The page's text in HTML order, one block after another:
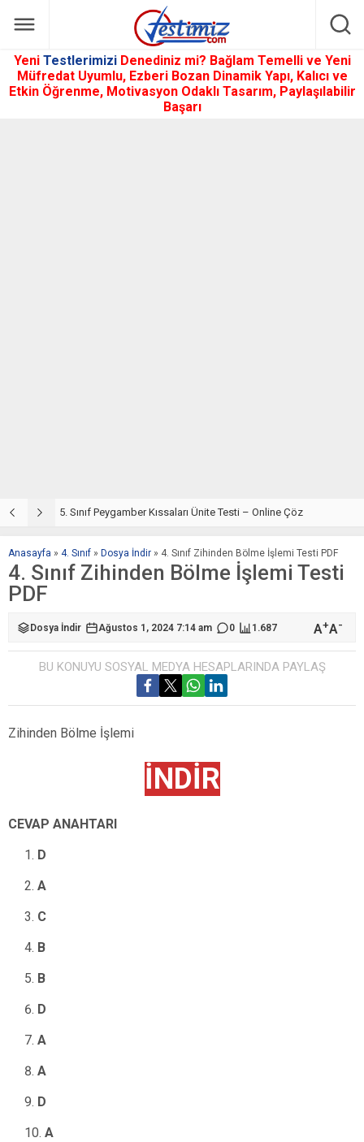
Yeni Testlerimizi Denediniz mi? Bağlam Temelli ve Yeni
Müfredat Uyumlu, Ezberi Bozan Dinamik Yapı, Kalıcı ve
Etkin Öğrenme, Motivasyon Odaklı Tasarım, Paylaşılabilir
Başarı
5. Sınıf Peygamber Kıssaları Ünite Testi – Online Çöz
Anasayfa » 4. Sınıf » Dosya İndir » 4. Sınıf Zihinden Bölme İşlemi Testi PDF
4. Sınıf Zihinden Bölme İşlemi Testi
PDF
Dosya İndir Ağustos 1, 2024 7:14 am 0 1.687 A+A-
BU KONUYU SOSYAL MEDYA HESAPLARINDA PAYLAŞ
Zihinden Bölme İşlemi
İNDİR
CEVAP ANAHTARI
D
A
C
B
B
D
A
A
D
A